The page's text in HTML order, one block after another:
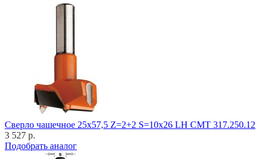
Cверло чашечное 25x57,5 Z=2+2 S=10x26 LH CMT 317.250.12
3 527 р.
Подобрать аналог